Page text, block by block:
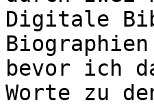
Digitale
bevor ich
Worte zu